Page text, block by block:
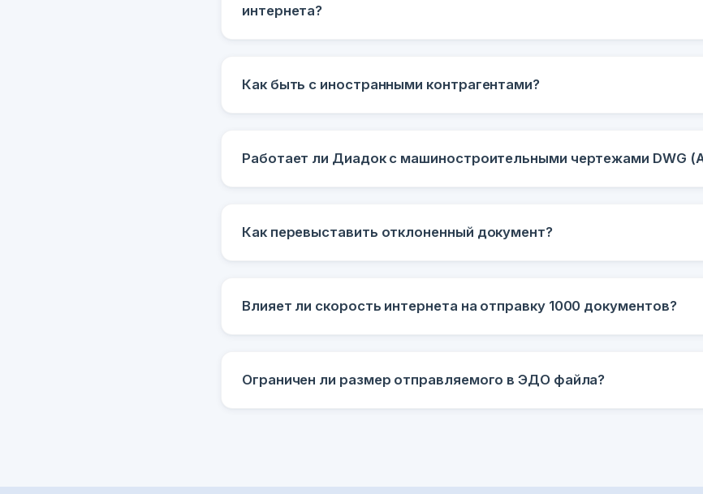
интернета?
Как быть с иностранными контрагентами?
Работает ли Диадок с машиностроительными чертежами DWG
Как перевыставить отклоненный документ?
Влияет ли скорость интернета на отправку 1000 документов?
Ограничен ли размер отправляемого в ЭДО файла?